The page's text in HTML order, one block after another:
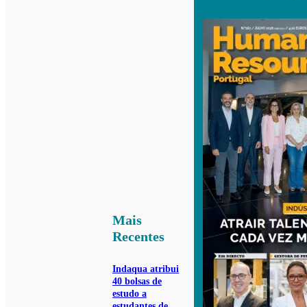
Mais
Recentes
Indaqua atribui
40 bolsas de
estudo a